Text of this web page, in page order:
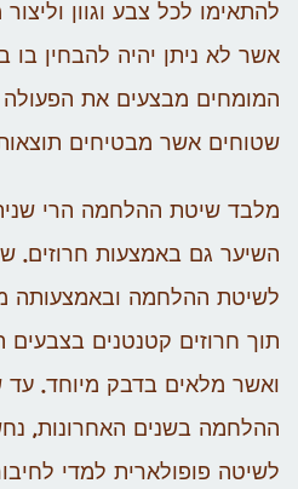
להתאימו לכל צבע וגוון
אשר לא ניתן יהיה להבחין בו
המומחים מבצעים את הפעולה
שטוחים אשר מבטיחים
מלבד שיטת ההלחמה הרי
השיער גם באמצעות חרוזים.
לשיטת ההלחמה ובאמצעותה
תוך חרוזים קטנטנים בצבעים
ואשר מלאים בדבק מיוחד.
ההלחמה בשנים האחרונות,
לשיטה פופולארית למדי